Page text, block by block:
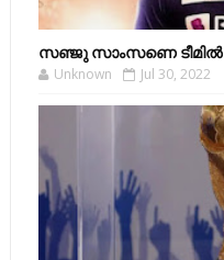
സഞ്ജു സാംസണെ ടീമില്‍
Unknown Jul 30, 2022